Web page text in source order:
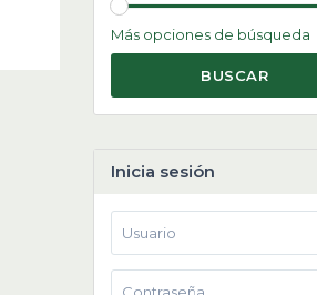
Más opciones de búsqueda
BUSCAR
Inicia sesión